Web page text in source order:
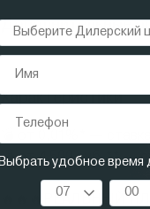
Дополнительные
Характеристики
💣 от 4 500 руб.** —
🔥🔥🔥РЕАЛЬНЫЙ